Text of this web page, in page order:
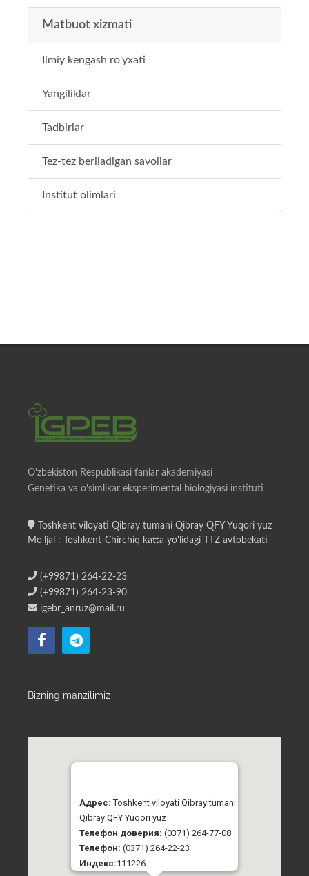
Matbuot xizmati
Ilmiy kengash ro'yxati
Yangiliklar
Tadbirlar
Tez-tez beriladigan savollar
Institut olimlari
O'zbekiston Respublikasi fanlar akademiyasi
Genetika va o'simlikar eksperimental biologiyasi instituti
Toshkent viloyati Qibray tumani Qibray QFY Yuqori yuz
Mo'ljal : Toshkent-Chirchiq katta yo'lidagi TTZ avtobekati
(+99871) 264-22-23
(+99871) 264-23-90
igebr_anruz@mail.ru
Bizning manzilimiz
Адрес:Toshkent viloyati Qibray tumani
Qibray QFY Yuqori yuz
Телефон доверия: (0371) 264-77-08
Телефон: (0371) 264-22-23
Индекс:111226